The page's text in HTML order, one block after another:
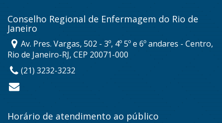
Conselho Regional de Enfermagem do Rio de
Janeiro
Av. Pres. Vargas, 502 - 3º, 4º 5º e 6º andares - Centro,
Rio de Janeiro-RJ, CEP 20071-000
(21) 3232-3232
Horário de atendimento ao público